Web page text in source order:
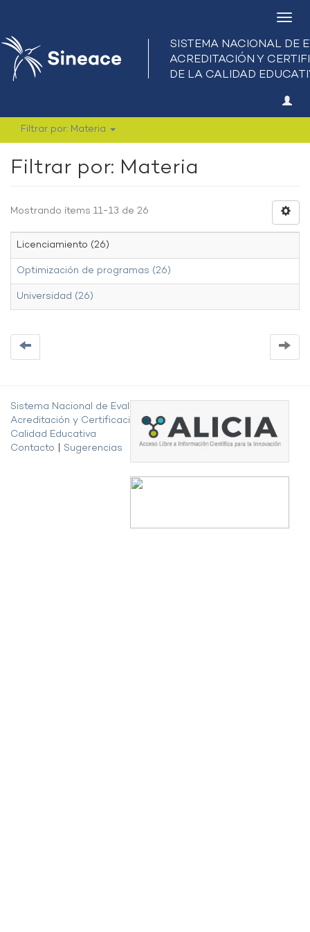
Filtrar por: Materia
Filtrar por: Materia
Mostrando ítems 11-13 de 26
Licenciamiento (26)
Optimización de programas (26)
Universidad (26)
Sistema Nacional de Evaluación,
Acreditación y Certificación de la
Calidad Educativa
Contacto
Sugerencias